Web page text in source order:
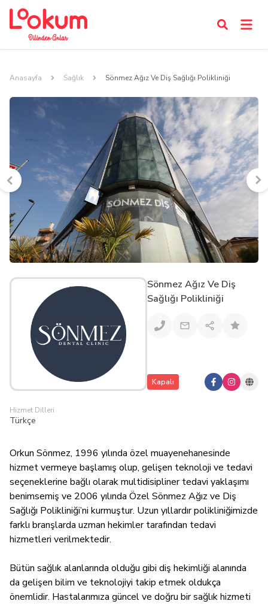
Anasayfa Sağlık Sönmez Ağız Ve Diş Sağlığı Polikliniği
Sönmez Ağız Ve Diş
Sağlığı Polikliniği
Kapalı
Hizmet Dilleri
Türkçe
Orkun Sönmez, 1996 yılında özel muayenehanesinde
hizmet vermeye başlamış olup, gelişen teknoloji ve tedavi
seçeneklerine bağlı olarak multidisipliner tedavi yaklaşımı
benimsemiş ve 2006 yılında Özel Sönmez Ağız ve Diş
Sağlığı Polikliniği’ni kurmuştur. Uzun yıllardır polikliniğimizde
farklı branşlarda uzman hekimler tarafından tedavi
hizmetleri verilmektedir.
Bütün sağlık alanlarında olduğu gibi diş hekimliği alanında
da gelişen bilim ve teknolojiyi takip etmek oldukça
önemlidir. Hastalarımıza güncel ve doğru bir sağlık hizmeti